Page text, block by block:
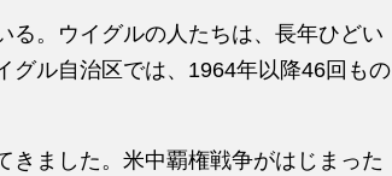
る。ウイグルの人たちは、長年ひどい
グル自治区では、1964年以降46回もの
きました。米中覇権戦争がはじまった